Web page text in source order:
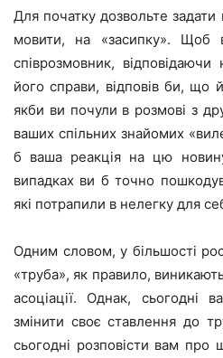
Для початку дозвольте
мовити, на «засипку». Щоб
співрозмовник,
його справи, відповів би, що
якби ви почули в розмові з
ваших спільних знайомих
б ваша реакція на цю
випадках ви б точно
які потрапили в нелегку для
Одним словом, у більшості
«труба», як правило,
асоціації. Однак, сьогодні
змінити своє ставлення до
сьогодні розповісти вам